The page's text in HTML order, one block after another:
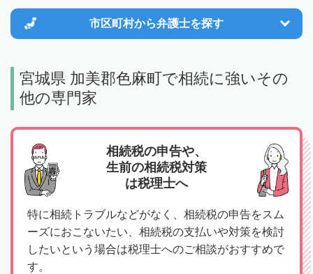
市区町村から弁護士を探す
宮城県 加美郡色麻町で相続に強いその
他の専門家
相続税の申告や、
生前の相続税対策
は税理士へ
特に相続トラブルなどがなく、相続税の申告をスム
ーズにおこないたい、相続税の支払いや対策を検討
したいという場合は税理士へのご相談がおすすめで
す。